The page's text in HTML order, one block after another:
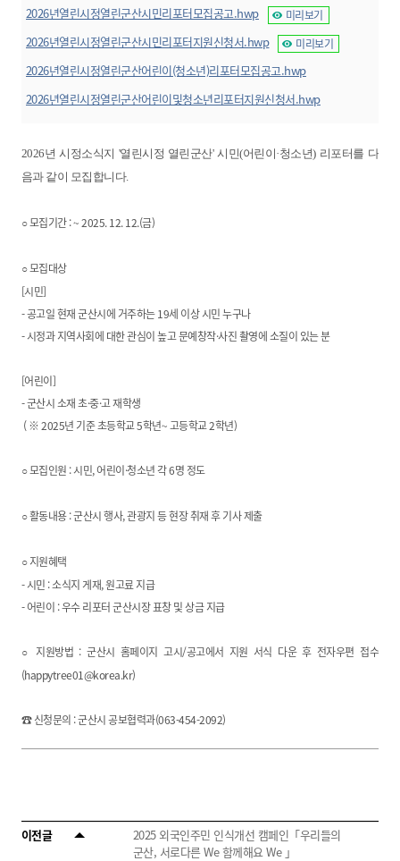
2026년열린시정열린군산시민리포터모집공고.hwp 미리보기
2026년열린시정열린군산시민리포터지원신청서.hwp 미리보기
2026년열린시정열린군산어린이(청소년)리포터모집공고.hwp
미리보기
2026년열린시정열린군산어린이및청소년리포터지원신청서.hwp
2026년 시정소식지 '열린시정 열린군산' 시민(어린이·청소년) 리포터를 다
음과 같이 모집합니다.
○모집기간 : ~ 2025. 12. 12.(금)
○모집대상
[시민]
- 공고일 현재 군산시에 거주하는 19세 이상 시민 누구나
- 시정과 지역사회에 대한 관심이 높고 문예창작·사진 촬영에 소질이 있는 분
[어린이]
- 군산시 소재 초·중·고 재학생
( ※ 2025년 기준 초등학교 5학년~ 고등학교 2학년)
○모집인원 : 시민, 어린이·청소년 각 6명 정도
○활동내용 : 군산시 행사, 관광지 등 현장 취재 후 기사 제출
○지원혜택
- 시민 : 소식지 게재, 원고료 지급
- 어린이 : 우수 리포터 군산시장 표창 및 상금 지급
○
지원방법 : 군산시 홈페이지 고시/공고에서 지원 서식 다운 후 전자우편 접수
(happytree01@korea.kr)
☎ 신청문의 : 군산시 공보협력과(063-454-2092)
이전글
2025 외국인주민 인식개선 캠페인「우리들의
군산, 서로다른 We 함께해요 We 」